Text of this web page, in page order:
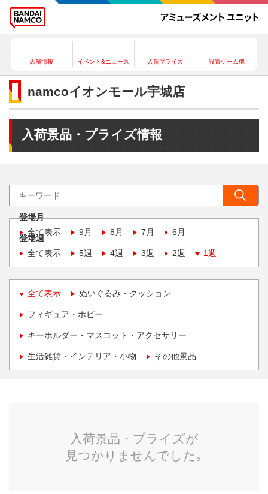
店舗情報 イベント&ニュース 入荷プライズ 設置ゲーム機
namcoイオンモール宇城店
入荷景品・プライズ情報
登場月
全て表示
9月 8月 7月 6月
登場週
全て表示
5週 4週 3週 2週 1週
全て表示 ぬいぐるみ・クッション
フィギュア・ホビー
キーホルダー・マスコット・アクセサリー
生活雑貨・インテリア・小物 その他景品